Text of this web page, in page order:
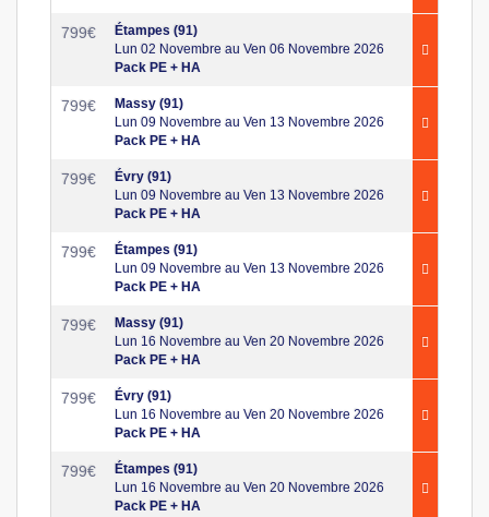
799€
Étampes (91)
Lun 02 Novembre au Ven 06 Novembre 2026
Pack PE + HA
799€
Massy (91)
Lun 09 Novembre au Ven 13 Novembre 2026
Pack PE + HA
799€
Évry (91)
Lun 09 Novembre au Ven 13 Novembre 2026
Pack PE + HA
799€
Étampes (91)
Lun 09 Novembre au Ven 13 Novembre 2026
Pack PE + HA
799€
Massy (91)
Lun 16 Novembre au Ven 20 Novembre 2026
Pack PE + HA
799€
Évry (91)
Lun 16 Novembre au Ven 20 Novembre 2026
Pack PE + HA
799€
Étampes (91)
Lun 16 Novembre au Ven 20 Novembre 2026
Pack PE + HA